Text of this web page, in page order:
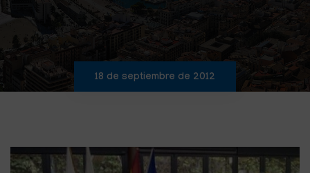
18 de septiembre de 2012